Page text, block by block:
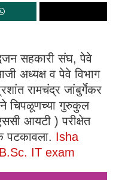
सहकारी संघ, पेवे
अध्यक्ष व पेवे विभाग
रामचंद्र जांबुर्गेकर
चिपळूणच्या गुरुकुल
आयटी ) परीक्षेत
Isha
IT exam